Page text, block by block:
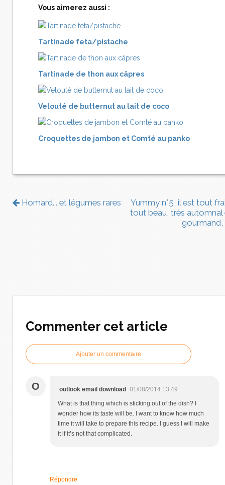
Vous aimerez aussi :
Tartinade feta/pistache
Tartinade de thon aux câpres
Velouté de butternut au lait de coco
Croquettes de jambon et Comté au panko
Homard... et légumes rares
Yummy n°5, il est tout
tout beau, très automnal
gourmand,
Commenter cet article
Ajouter un commentaire
O outlook email download
01/08/2014 13:49
What is that thing which is sticking out of the dish? I
wonder how its taste will be. I want to know how much
time it will take to prepare this recipe. I guess I will make
it if it’s not that complicated.
Répondre